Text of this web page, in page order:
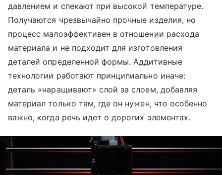
давлением и спекают при высокой температуре.
Получаются чрезвычайно прочные изделия, но
процесс малоэффективен в отношении расхода
материала и не подходит для изготовления
деталей определенной формы. Аддитивные
технологии работают принципиально иначе:
деталь «наращивают» слой за слоем, добавляя
материал только там, где он нужен, что особенно
важно, когда речь идет о дорогих элементах.